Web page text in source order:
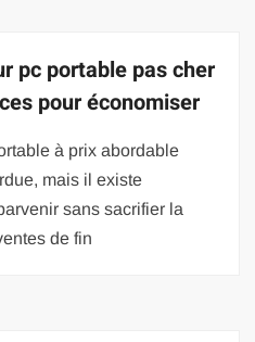
pc portable pas cher
pour économiser
à prix abordable
mais il existe
sans sacrifier la
de fin